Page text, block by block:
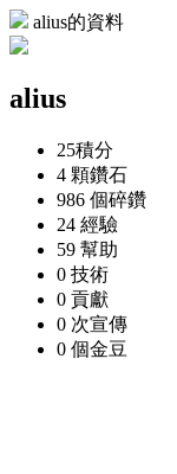
alius的資料
alius
25積分
4 顆鑽石
986 個碎鑽
24 經驗
59 幫助
0 技術
0 貢獻
0 次宣傳
0 個金豆